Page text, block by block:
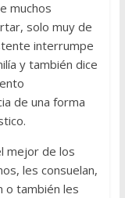
muchos
solo muy de
interrumpe
y también dice
de una forma
mejor de los
les consuelan,
o también les